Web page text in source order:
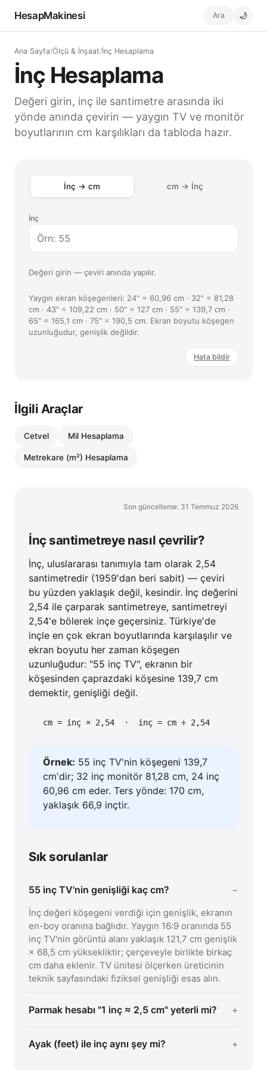
HesapMakinesi Ara 🌙
Ana Sayfa/Ölçü & İnşaat/İnç Hesaplama
İnç Hesaplama
Değeri girin, inç ile santimetre arasında iki
yönde anında çevirin — yaygın TV ve monitör
boyutlarının cm karşılıkları da tabloda hazır.
İnç → cm cm → İnç
İnç
Değeri girin — çeviri anında yapılır.
Yaygın ekran köşegenleri: 24" = 60,96 cm · 32" = 81,28
cm · 43" = 109,22 cm · 50" = 127 cm · 55" = 139,7 cm ·
65" = 165,1 cm · 75" = 190,5 cm. Ekran boyutu köşegen
uzunluğudur, genişlik değildir.
Hata bildir
İlgili Araçlar
Cetvel Mil Hesaplama
Metrekare (m²) Hesaplama
Son güncelleme: 31 Temmuz 2026
İnç santimetreye nasıl çevrilir?
İnç, uluslararası tanımıyla tam olarak 2,54
santimetredir (1959'dan beri sabit) — çeviri
bu yüzden yaklaşık değil, kesindir. İnç değerini
2,54 ile çarparak santimetreye, santimetreyi
2,54'e bölerek inçe geçersiniz. Türkiye'de
inçle en çok ekran boyutlarında karşılaşılır ve
ekran boyutu her zaman köşegen
uzunluğudur: "55 inç TV", ekranın bir
köşesinden çaprazdaki köşesine 139,7 cm
demektir, genişliği değil.
cm = inç × 2,54 · inç = cm ÷ 2,54
Örnek: 55 inç TV'nin köşegeni 139,7
cm'dir; 32 inç monitör 81,28 cm, 24 inç
60,96 cm eder. Ters yönde: 170 cm,
yaklaşık 66,9 inçtir.
Sık sorulanlar
55 inç TV'nin genişliği kaç cm?
İnç değeri köşegeni verdiği için genişlik, ekranın
en-boy oranına bağlıdır. Yaygın 16:9 oranında 55
inç TV'nin görüntü alanı yaklaşık 121,7 cm genişlik
× 68,5 cm yüksekliktir; çerçeveyle birlikte birkaç
cm daha eklenir. TV ünitesi ölçerken üreticinin
teknik sayfasındaki fiziksel genişliği esas alın.
Parmak hesabı "1 inç ≈ 2,5 cm" yeterli mi?
Ayak (feet) ile inç aynı şey mi?